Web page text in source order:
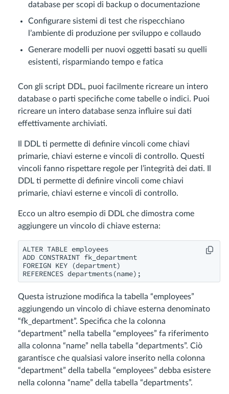
database per scopi di backup o documentazione
Configurare sistemi di test che rispecchiano
l’ambiente di produzione per sviluppo e collaudo
Generare modelli per nuovi oggetti basati su quelli
esistenti, risparmiando tempo e fatica
Con gli script DDL, puoi facilmente ricreare un intero
database o parti specifiche come tabelle o indici. Puoi
ricreare un intero database senza influire sui dati
effettivamente archiviati.
Il DDL ti permette di definire vincoli come chiavi
primarie, chiavi esterne e vincoli di controllo. Questi
vincoli fanno rispettare regole per l’integrità dei dati. Il
DDL ti permette di definire vincoli come chiavi
primarie, chiavi esterne e vincoli di controllo.
Ecco un altro esempio di DDL che dimostra come
aggiungere un vincolo di chiave esterna:
ALTER TABLE employees
ADD CONSTRAINT fk_department
FOREIGN KEY (department)
Questa istruzione modifica la tabella “employees”
aggiungendo un vincolo di chiave esterna denominato
“fk_department”. Specifica che la colonna
“department” nella tabella “employees” fa riferimento
alla colonna “name” nella tabella “departments”. Ciò
garantisce che qualsiasi valore inserito nella colonna
“department” della tabella “employees” debba esistere
nella colonna “name” della tabella “departments”.